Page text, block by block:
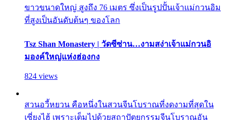
ขาวขนาดใหญ่ สูงถึง 76 เมตร ซึ่งเป็นรูปปั้นเจ้าแม่กวนอิม
ที่สูงเป็นอันดับต้นๆ ของโลก
Tsz Shan Monastery | วัดซีซ่าน…งามสง่าเจ้าแม่กวนอิ
มองค์ใหญ่แห่งฮ่องกง
824 views
สวนอวี้หยวน คือหนึ่งในสวนจีนโบราณที่งดงามที่สุดใน
เซี่ยงไฮ้ เพราะเต็มไปด้วยสถาปัตยกรรมจีนโบราณอัน